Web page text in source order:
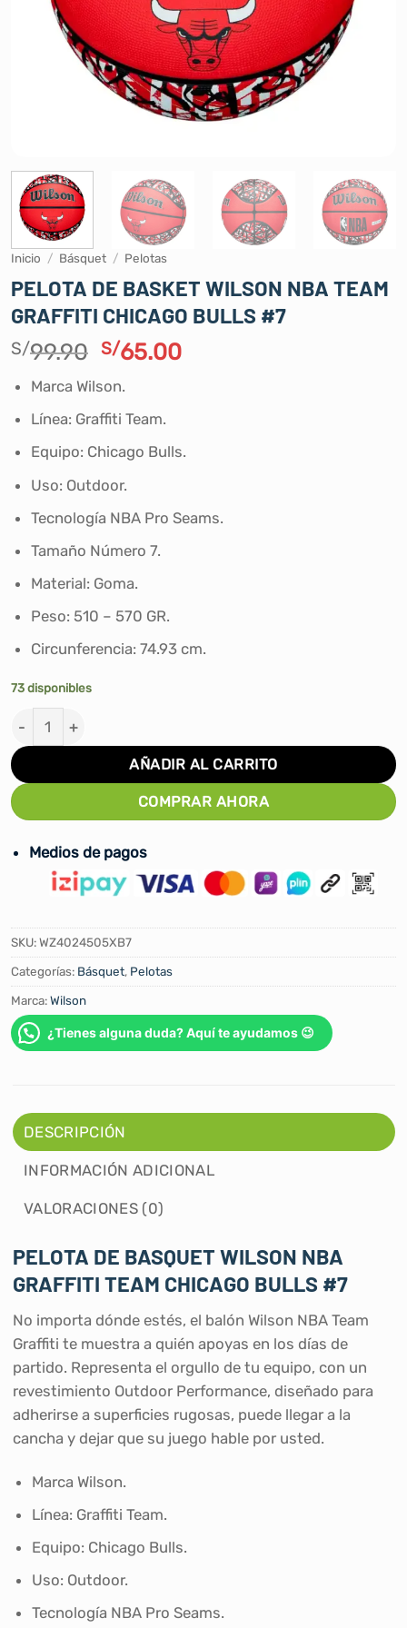
Inicio / Básquet / Pelotas
PELOTA DE BASKET WILSON NBA TEAM
GRAFFITI CHICAGO BULLS #7
S/99.90 El
original
era:
S/99.90.
S/65.00El
Marca Wilson.
Línea: Graffiti Team.
Equipo: Chicago Bulls.
Uso: Outdoor.
Tecnología NBA Pro Seams.
Tamaño Número 7.
Material: Goma.
Peso: 510 – 570 GR.
Circunferencia: 74.93 cm.
73 disponibles
PELOTA DE BASKET WILSON NBA TEAM GRAFFITI
AÑADIR AL CARRITO
COMPRAR AHORA
Medios de pagos
SKU:WZ4024505XB7
Categorías: Básquet, Pelotas
Marca:Wilson
¿Tienes alguna duda? Aquí te ayudamos 😉
DESCRIPCIÓN
INFORMACIÓN ADICIONAL
VALORACIONES (0)
PELOTA DE BASQUET WILSON NBA
GRAFFITI TEAM CHICAGO BULLS #7
No importa dónde estés, el balón Wilson NBA Team
Graffiti te muestra a quién apoyas en los días de
partido. Representa el orgullo de tu equipo, con un
revestimiento Outdoor Performance, diseñado para
adherirse a superficies rugosas, puede llegar a la
cancha y dejar que su juego hable por usted.
Marca Wilson.
Línea: Graffiti Team.
Equipo: Chicago Bulls.
Uso: Outdoor.
Tecnología NBA Pro Seams.